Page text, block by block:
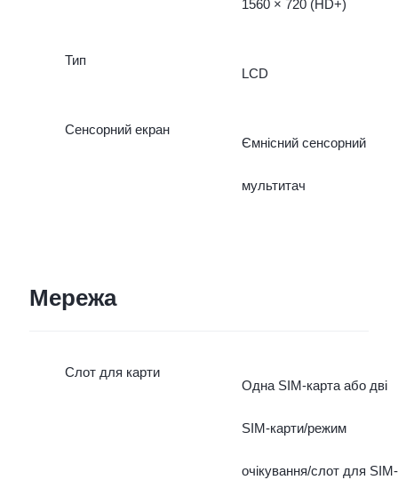
1560 × 720 (HD+)
Тип
LCD
Сенсорний екран
Ємнісний сенсорний
мультитач
Мережа
Слот для карти
Одна SIM-карта або дві
SIM-карти/режим
очікування/слот для SIM-